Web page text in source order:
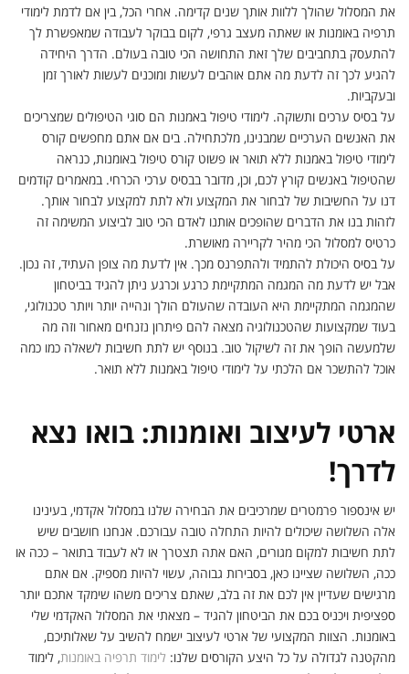
את המסלול שהולך ללוות אותך שנים קדימה. אחרי הכל, בין אם לדמת לימודי
תרפיה באומנות או שאתה מעצב גרפי, לקום בבוקר לעבודה שמאפשרת לך
להתעסק בתחביבים שלך זאת התחושה הכי טובה בעולם. הדרך היחידה
להגיע לכך זה לדעת מה אתם אוהבים לעשות ומוכנים לעשות לאורך זמן
ובעקביות.
על בסיס ערכים ותשוקה. לימודי טיפול באמנות הם סוגי הטיפולים שמצריכים
את האנשים הערכיים שמבנינו, מלכתחילה. בים אם אתם מחפשים קורס
לימודי טיפול באמנות ללא תואר או פשוט קורס טיפול באומנות, כנראה
שהטיפול באנשים קורץ לכם, וכן, מדובר בבסיס ערכי הכרחי. במאמרים קודמים
דנו על החשיבות של לבחור את המקצוע ולא לתת למקצוע לבחור אותך.
לזהות בנו את הדברים שהופכים אותנו לאדם הכי טוב לביצוע המשימה זה
כרטיס למסלול הכי מהיר לקריירה מאושרת.
על בסיס היכולת להתמיד ולהתפרנס מכך. אין לדעת מה צופן העתיד, זה נכון.
אבל יש לדעת מה המגמה המתקיימת כרגע וכרגע ניתן להגיד בביטחון
שהמגמה המתקיימת היא העובדה שהעולם הולך ונהייה יותר ויותר טכנולוגי,
בעוד שמקצועות שהטכנולוגיה מצאה להם פיתרון נזנחים מאחור וזה מה
שלמעשה הופך את זה לשיקול טוב. בנוסף יש לתת חשיבות לשאלה כמו כמה
אוכל להתשכר אם הלכתי על לימודי טיפול באמנות ללא תואר.
ארטי לעיצוב ואומנות: בואו נצא
לדרך!
יש אינספור פרמטרים שמרכיבים את הבחירה שלנו במסלול אקדמי, בעינינו
אלה השלושה שיכולים להיות התחלה טובה עבורכם. אנחנו חושבים שיש
לתת חשיבות למקום מגורים, האם אתה תצטרך או לא לעבוד בתואר – ככה או
ככה, השלושה שציינו כאן, בסבירות גבוהה, עשוי להיות מספיק. אם אתם
מרגישים שעדיין אין לכם את זה בלב, שאתם צריכים משהו שימקד אתכם יותר
ספציפית ויכניס בכם את הביטחון להגיד – מצאתי את המסלול האקדמי שלי
באומנות. הצוות המקצועי של ארטי לעיצוב ישמח להשיב על שאלותיכם,
מהקטנה לגדולה על כל היצע הקורסים שלנו: לימוד תרפיה באומנות, לימוד